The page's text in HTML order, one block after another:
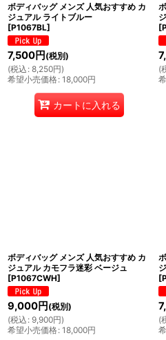
ボディバッグ メンズ 人気おすすめ カ
ジュアル ライトブルー
[P1067BL]
7,500円 (税別)
(税込 : 8,250円)
希望小売価格: 18,000円
カートに入れる
[
(
ボディバッグ メンズ 人気おすすめ カ
ジュアル カモフラ迷彩 ベージュ
[P1067CWH]
9,000円 (税別)
(税込 : 9,900円)
希望小売価格: 18,000円
[
(